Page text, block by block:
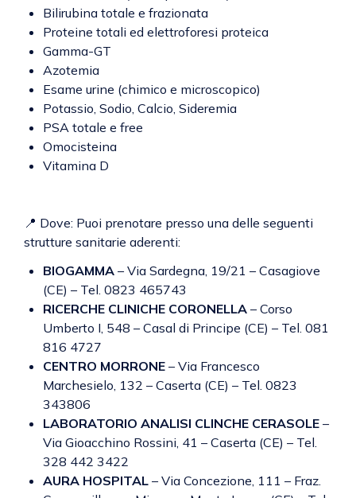
Bilirubina totale e frazionata
Proteine totali ed elettroforesi proteica
Gamma-GT
Azotemia
Esame urine (chimico e microscopico)
Potassio, Sodio, Calcio, Sideremia
PSA totale e free
Omocisteina
Vitamina D
📍 Dove: Puoi prenotare presso una delle seguenti
strutture sanitarie aderenti:
BIOGAMMA – Via Sardegna, 19/21 – Casagiove
(CE) – Tel. 0823 465743
RICERCHE CLINICHE CORONELLA – Corso
Umberto I, 548 – Casal di Principe (CE) – Tel. 081
816 4727
CENTRO MORRONE – Via Francesco
Marchesielo, 132 – Caserta (CE) – Tel. 0823
343806
LABORATORIO ANALISI CLINCHE CERASOLE –
Via Gioacchino Rossini, 41 – Caserta (CE) – Tel.
328 442 3422
AURA HOSPITAL – Via Concezione, 111 – Fraz.